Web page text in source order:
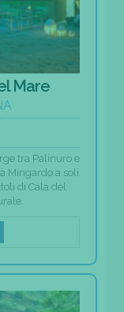
Mare
tra Palinuro e
Mingardo a soli
di Cala del